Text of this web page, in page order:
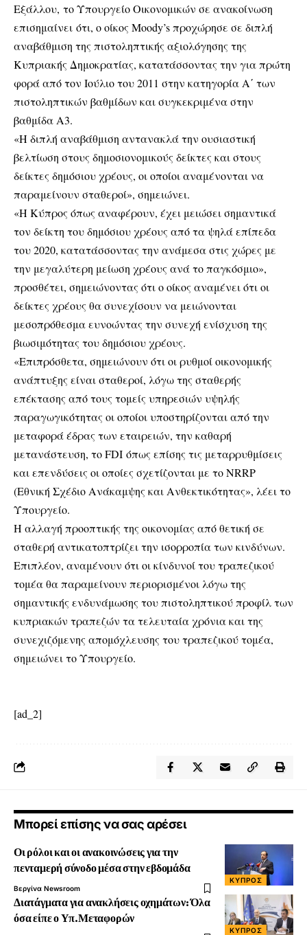
Εξάλλου, το Υπουργείο Οικονομικών σε ανακοίνωση
επισημαίνει ότι, ο οίκος Moody’s προχώρησε σε διπλή
αναβάθμιση της πιστοληπτικής αξιολόγησης της
Κυπριακής Δημοκρατίας, κατατάσσοντας την για πρώτη
φορά από τον Ιούλιο του 2011 στην κατηγορία Α΄ των
πιστοληπτικών βαθμίδων και συγκεκριμένα στην
βαθμίδα Α3.
«Η διπλή αναβάθμιση αντανακλά την ουσιαστική
βελτίωση στους δημοσιονομικούς δείκτες και στους
δείκτες δημόσιου χρέους, οι οποίοι αναμένονται να
παραμείνουν σταθεροί», σημειώνει.
«Η Κύπρος όπως αναφέρουν, έχει μειώσει σημαντικά
τον δείκτη του δημόσιου χρέους από τα ψηλά επίπεδα
του 2020, κατατάσσοντας την ανάμεσα στις χώρες με
την μεγαλύτερη μείωση χρέους ανά το παγκόσμιο»,
προσθέτει, σημειώνοντας ότι ο οίκος αναμένει ότι οι
δείκτες χρέους θα συνεχίσουν να μειώνονται
μεσοπρόθεσμα ευνοώντας την συνεχή ενίσχυση της
βιωσιμότητας του δημόσιου χρέους.
«Επιπρόσθετα, σημειώνουν ότι οι ρυθμοί οικονομικής
ανάπτυξης είναι σταθεροί, λόγω της σταθερής
επέκτασης από τους τομείς υπηρεσιών υψηλής
παραγωγικότητας οι οποίοι υποστηρίζονται από την
μεταφορά έδρας των εταιρειών, την καθαρή
μετανάστευση, το FDI όπως επίσης τις μεταρρυθμίσεις
και επενδύσεις οι οποίες σχετίζονται με το NRRP
(Εθνική Σχέδιο Ανάκαμψης και Ανθεκτικότητας», λέει το
Υπουργείο.
Η αλλαγή προοπτικής της οικονομίας από θετική σε
σταθερή αντικατοπτρίζει την ισορροπία των κινδύνων.
Επιπλέον, αναμένουν ότι οι κίνδυνοί του τραπεζικού
τομέα θα παραμείνουν περιορισμένοι λόγω της
σημαντικής ενδυνάμωσης του πιστοληπτικού προφίλ των
κυπριακών τραπεζών τα τελευταία χρόνια και της
συνεχιζόμενης απομόχλευσης του τραπεζικού τομέα,
σημειώνει το Υπουργείο.
[ad_2]
Μπορεί επίσης να σας αρέσει
ΚΎΠΡΟΣ
Οι ρόλοι και οι ανακοινώσεις για την
πενταμερή σύνοδο μέσα στην εβδομάδα
Βεργίνα Newsroom
ΚΎΠΡΟΣ
Διατάγματα για ανακλήσεις οχημάτων: Όλα
όσα είπε ο Υπ.Μεταφορών